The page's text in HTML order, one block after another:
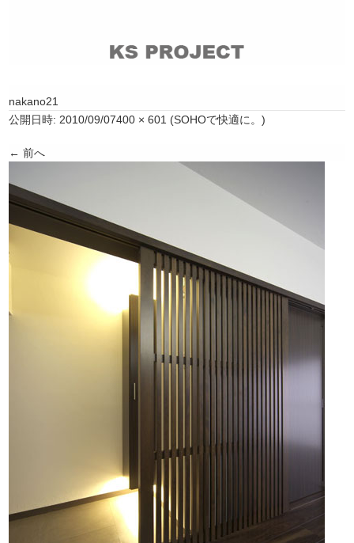
nakano21
公開日時: 2010/09/07400 × 601 (SOHOで快適に。)
← 前へ